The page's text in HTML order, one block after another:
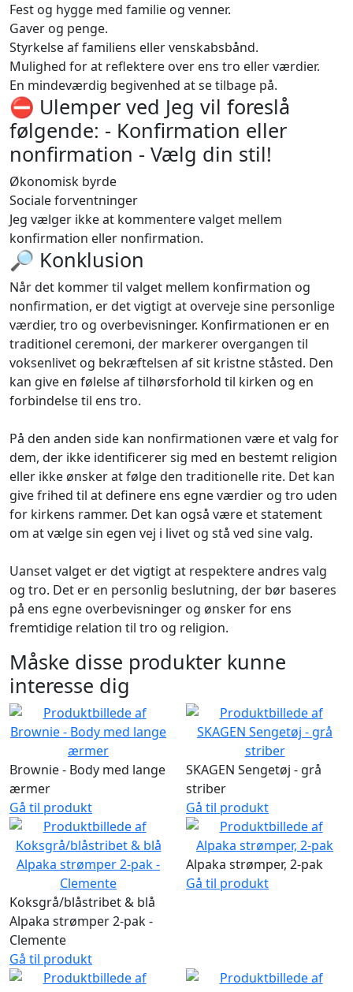
Fest og hygge med familie og venner.
Gaver og penge.
Styrkelse af familiens eller venskabsbånd.
Mulighed for at reflektere over ens tro eller værdier.
En mindeværdig begivenhed at se tilbage på.
⛔️ Ulemper ved Jeg vil foreslå
følgende: - Konfirmation eller
nonfirmation - Vælg din stil!
Økonomisk byrde
Sociale forventninger
Jeg vælger ikke at kommentere valget mellem
konfirmation eller nonfirmation.
🔎 Konklusion
Når det kommer til valget mellem konfirmation og
nonfirmation, er det vigtigt at overveje sine personlige
værdier, tro og overbevisninger. Konfirmationen er en
traditionel ceremoni, der markerer overgangen til
voksenlivet og bekræftelsen af sit kristne ståsted. Den
kan give en følelse af tilhørsforhold til kirken og en
forbindelse til ens tro.
På den anden side kan nonfirmationen være et valg for
dem, der ikke identificerer sig med en bestemt religion
eller ikke ønsker at følge den traditionelle rite. Det kan
give frihed til at definere ens egne værdier og tro uden
for kirkens rammer. Det kan også være et statement
om at vælge sin egen vej i livet og stå ved sine valg.
Uanset valget er det vigtigt at respektere andres valg
og tro. Det er en personlig beslutning, der bør baseres
på ens egne overbevisninger og ønsker for ens
fremtidige relation til tro og religion.
Måske disse produkter kunne
interesse dig
Brownie - Body med lange
ærmer
Gå til produkt
SKAGEN Sengetøj - grå
striber
Gå til produkt
Koksgrå/blåstribet & blå
Alpaka strømper 2-pak -
Clemente
Gå til produkt
Alpaka strømper, 2-pak
Gå til produkt